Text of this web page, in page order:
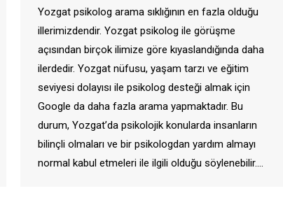
Yozgat psikolog arama sıklığının en fazla olduğu
illerimizdendir. Yozgat psikolog ile görüşme
açısından birçok ilimize göre kıyaslandığında daha
ilerdedir. Yozgat nüfusu, yaşam tarzı ve eğitim
seviyesi dolayısı ile psikolog desteği almak için
Google da daha fazla arama yapmaktadır. Bu
durum, Yozgat’da psikolojik konularda insanların
bilinçli olmaları ve bir psikologdan yardım almayı
normal kabul etmeleri ile ilgili olduğu söylenebilir.…